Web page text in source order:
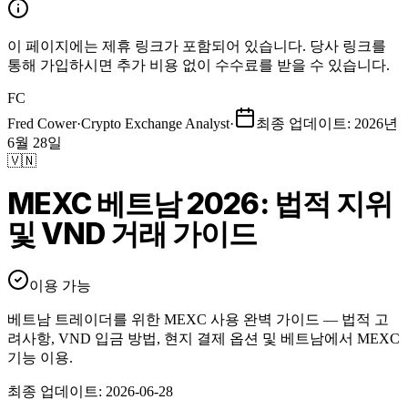
이 페이지에는 제휴 링크가 포함되어 있습니다. 당사 링크를
통해 가입하시면 추가 비용 없이 수수료를 받을 수 있습니다.
FC
Fred Cower·Crypto Exchange Analyst· 최종 업데이트: 2026년
6월 28일
🇻🇳
MEXC 베트남 2026: 법적 지위
및 VND 거래 가이드
이용 가능
베트남 트레이더를 위한 MEXC 사용 완벽 가이드 — 법적 고
려사항, VND 입금 방법, 현지 결제 옵션 및 베트남에서 MEXC
기능 이용.
최종 업데이트: 2026-06-28